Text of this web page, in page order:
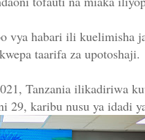
vya habari ili kuelimisha
taarifa za upotoshaji.
Tanzania ilikadiriwa
29, karibu nusu ya idadi